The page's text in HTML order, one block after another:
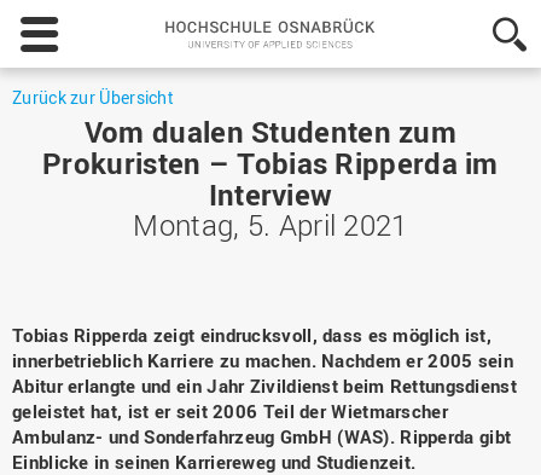
Hochschule
Osnabrück
-
Applied
Sciences
Zurück zur Übersicht
Vom dualen Studenten zum
Prokuristen – Tobias Ripperda im
Interview
Montag, 5. April 2021
Tobias Ripperda zeigt eindrucksvoll, dass es möglich ist,
innerbetrieblich Karriere zu machen. Nachdem er 2005 sein
Abitur erlangte und ein Jahr Zivildienst beim Rettungsdienst
geleistet hat, ist er seit 2006 Teil der Wietmarscher
Ambulanz- und Sonderfahrzeug GmbH (WAS). Ripperda gibt
Einblicke in seinen Karriereweg und Studienzeit.